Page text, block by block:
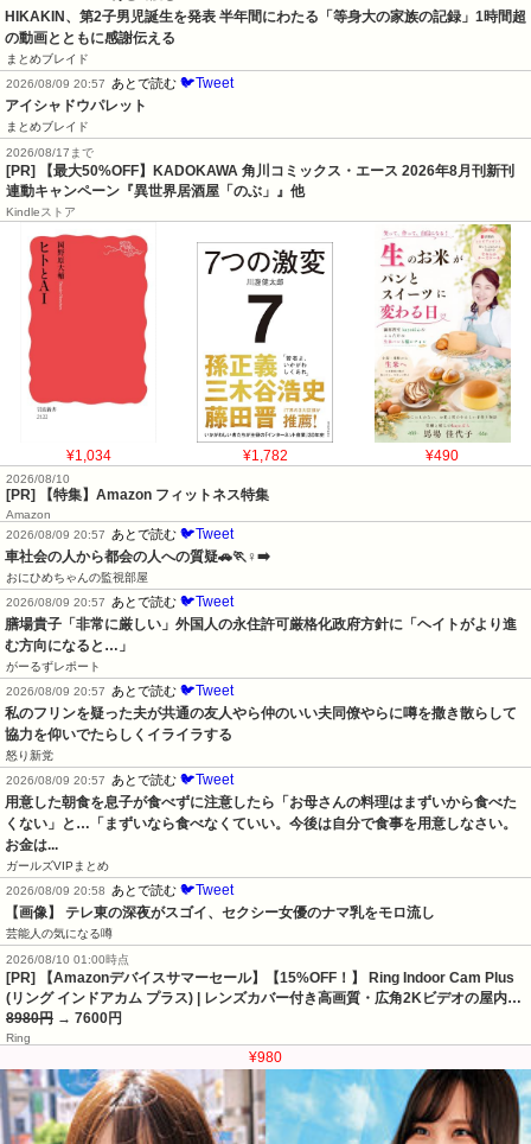
HIKAKIN、第2子男児誕生を発表 半年間にわたる「等身大の家族の記録」1時間超
の動画とともに感謝伝える
まとめブレイド
2026/08/09 20:57
あとで読む 🐦Tweet
アイシャドウパレット
まとめブレイド
2026/08/17まで
[PR] 【最大50%OFF】KADOKAWA 角川コミックス・エース 2026年8月刊新刊
連動キャンペーン『異世界居酒屋「のぶ」』他
Kindleストア
¥1,034 ¥1,782 ¥490
2026/08/10
[PR] 【特集】Amazon フィットネス特集
Amazon
2026/08/09 20:57
あとで読む 🐦Tweet
車社会の人から都会の人への質疑🚗🏃♀️➡️
おにひめちゃんの監視部屋
2026/08/09 20:57
あとで読む 🐦Tweet
膳場貴子「非常に厳しい」外国人の永住許可厳格化政府方針に「ヘイトがより進
む方向になると…」
がーるずレポート
2026/08/09 20:57
あとで読む 🐦Tweet
私のフリンを疑った夫が共通の友人やら仲のいい夫同僚やらに噂を撒き散らして
協力を仰いでたらしくイライラする
怒り新党
2026/08/09 20:57
あとで読む 🐦Tweet
用意した朝食を息子が食べずに注意したら「お母さんの料理はまずいから食べた
くない」と…「まずいなら食べなくていい。今後は自分で食事を用意しなさい。
お金は...
ガールズVIPまとめ
2026/08/09 20:58
あとで読む 🐦Tweet
【画像】 テレ東の深夜がスゴイ、セクシー女優のナマ乳をモロ流し
芸能人の気になる噂
2026/08/10 01:00時点
[PR] 【Amazonデバイスサマーセール】【15%OFF！】 Ring Indoor Cam Plus
(リング インドアカム プラス) | レンズカバー付き高画質・広角2Kビデオの屋内…
8980円 → 7600円
Ring
¥980